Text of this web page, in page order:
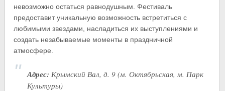
невозможно остаться равнодушным. Фестиваль
предоставит уникальную возможность встретиться с
любимыми звездами, насладиться их выступлениями и
создать незабываемые моменты в праздничной
атмосфере.
Адрес: Крымский Вал, д. 9 (м. Октябрьская, м. Парк
Культуры)